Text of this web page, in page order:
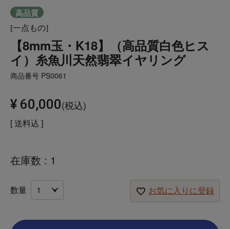
高品質
[一点もの]
【8mm玉・K18】（高品質白色ヒス
イ）糸魚川天然翡翠イヤリング
商品番号 PS0061
¥ 60,000 税込
送料込
在庫数 1
お気に入りに登録